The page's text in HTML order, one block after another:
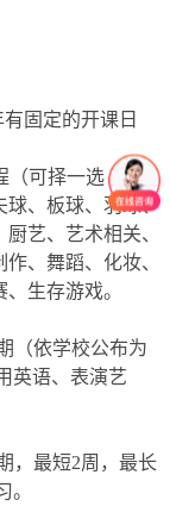
固定的开课日
（可择一选
球、板球、羽球、
艺、艺术相关、
、舞蹈、化妆、
生存游戏。
（依学校公布为
英语、表演艺
，最短2周，最长
。